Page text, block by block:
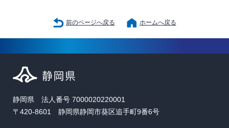
前のページへ戻る ホームへ戻る
静岡県 法人番号 7000020220001
〒420-8601 静岡県静岡市葵区追手町9番6号